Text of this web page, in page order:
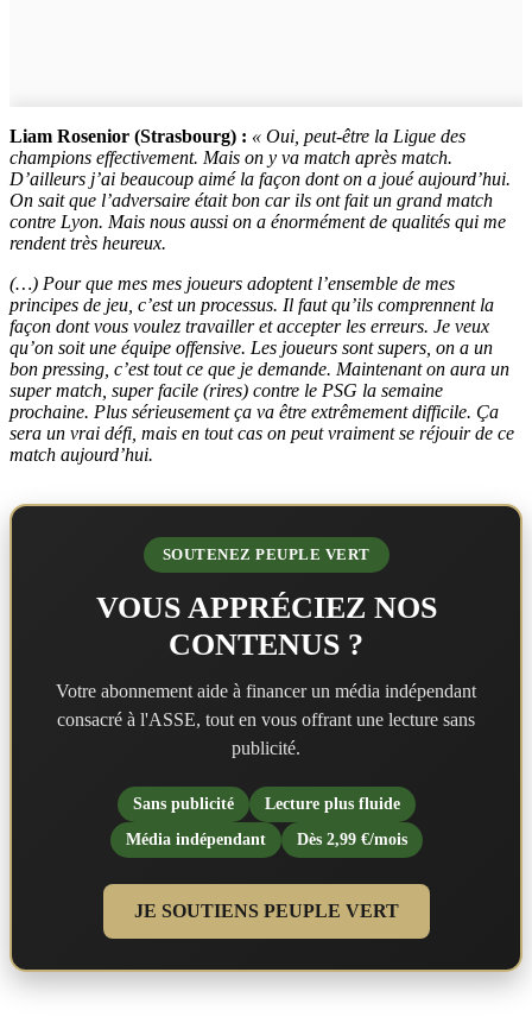
Liam Rosenior (Strasbourg) : « Oui, peut-être la Ligue des
champions effectivement. Mais on y va match après match.
D’ailleurs j’ai beaucoup aimé la façon dont on a joué aujourd’hui.
On sait que l’adversaire était bon car ils ont fait un grand match
contre Lyon. Mais nous aussi on a énormément de qualités qui me
rendent très heureux.
(…) Pour que mes mes joueurs adoptent l’ensemble de mes
principes de jeu, c’est un processus. Il faut qu’ils comprennent la
façon dont vous voulez travailler et accepter les erreurs. Je veux
qu’on soit une équipe offensive. Les joueurs sont supers, on a un
bon pressing, c’est tout ce que je demande. Maintenant on aura un
super match, super facile (rires) contre le PSG la semaine
prochaine. Plus sérieusement ça va être extrêmement difficile. Ça
sera un vrai défi, mais en tout cas on peut vraiment se réjouir de ce
match aujourd’hui.
SOUTENEZ PEUPLE VERT
VOUS APPRÉCIEZ NOS
CONTENUS ?
Votre abonnement aide à financer un média indépendant
consacré à l'ASSE, tout en vous offrant une lecture sans
publicité.
Sans publicité
Lecture plus fluide
Média indépendant
Dès 2,99 €/mois
JE SOUTIENS PEUPLE VERT